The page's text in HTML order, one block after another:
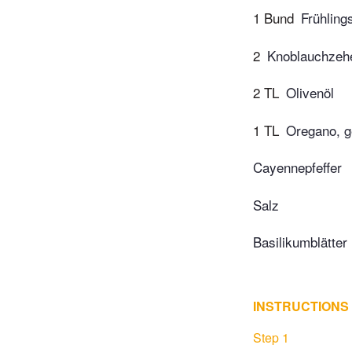
1 Bund
2
2 TL Olivenöl
1 TL Oregano,
Cayennepfeffer
Salz
Basilikumblätter
INSTRUCTIONS
Step 1